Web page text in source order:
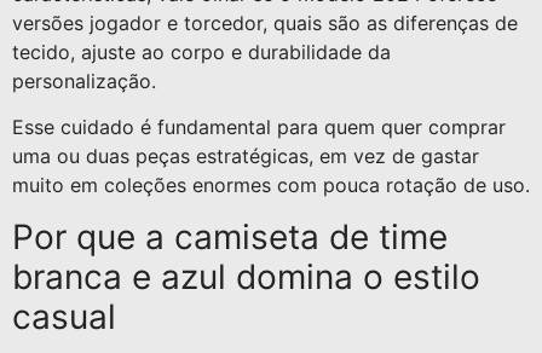
versões jogador e torcedor, quais são as diferenças de
tecido, ajuste ao corpo e durabilidade da
personalização.
Esse cuidado é fundamental para quem quer comprar
uma ou duas peças estratégicas, em vez de gastar
muito em coleções enormes com pouca rotação de uso.
Por que a camiseta de time
branca e azul domina o estilo
casual